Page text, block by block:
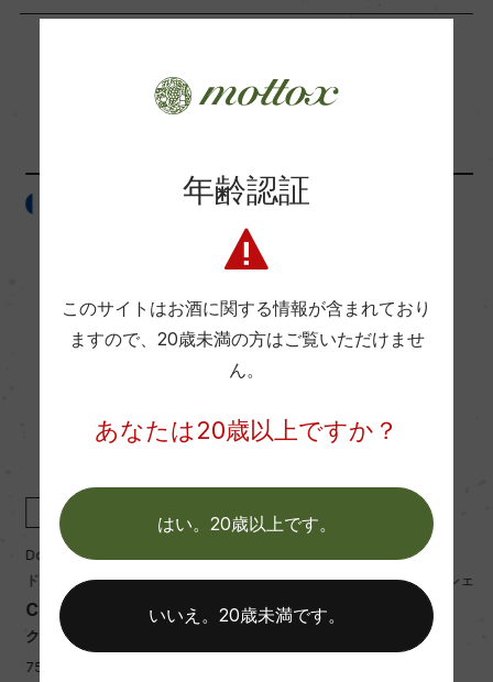
ー
Wine Advocate 獲得点
国内ワイン専門誌評価歴
Wine Spectator 得点
熟成：オーク樽 9カ月(仏アリエ産228L、新樽比率
50%)
年間生産量
1300
「生産者」が同じ商品
Domaine Sylvain Loichet
ドメーヌ・シルヴァン・ロワシェ
Clos de Vougeot
クロ・ド・ヴージョ
750ml, 74,000 yen
フランス
赤
Domaine Sylvain Loichet
ドメーヌ・シルヴァン・ロワシェ
Clos de Vougeot
年齢認証
このサイトはお酒に関する情報が含まれており
ますので、 20歳未満の方はご覧いただけませ
ん。
あなたは20歳以上ですか？
はい。20歳以上です。
いいえ。20歳未満です。